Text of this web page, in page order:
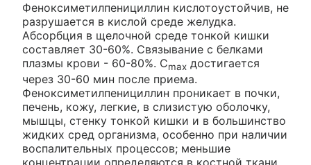
Феноксиметилпенициллин кислотоустойчив, не
разрушается в кислой среде желудка.
Абсорбция в щелочной среде тонкой кишки
составляет 30-60%. Связывание с белками
плазмы крови - 60-80%. Cmax достигается
через 30-60 мин после приема.
Феноксиметилпенициллин проникает в почки,
печень, кожу, легкие, в слизистую оболочку,
мышцы, стенку тонкой кишки и в большинство
жидких сред организма, особенно при наличии
воспалительных процессов; меньшие